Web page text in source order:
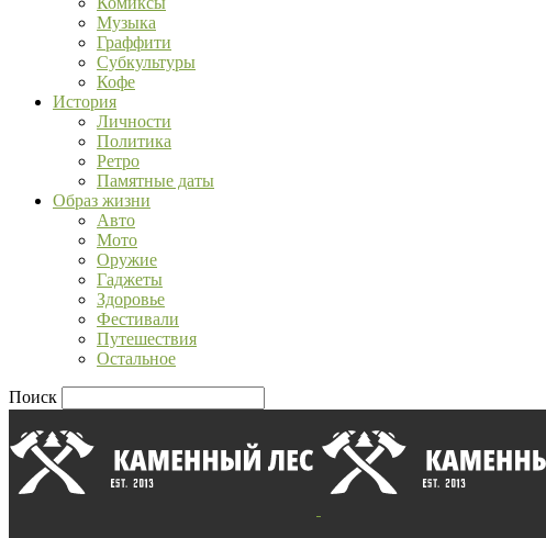
Музыка
Граффити
Субкультуры
Кофе
История
Личности
Политика
Ретро
Памятные даты
Образ жизни
Авто
Мото
Оружие
Гаджеты
Здоровье
Фестивали
Путешествия
Остальное
Поиск